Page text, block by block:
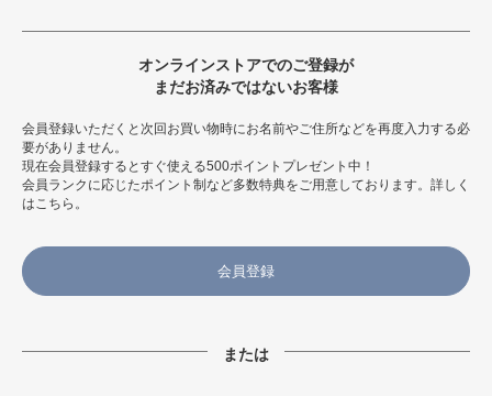
オンラインストアでのご登録が
まだお済みではないお客様
会員登録いただくと次回お買い物時にお名前やご住所などを再度入力する必
要がありません。
現在会員登録するとすぐ使える500ポイントプレゼント中！
会員ランクに応じたポイント制など多数特典をご用意しております。 詳しく
はこちら 。
会員登録